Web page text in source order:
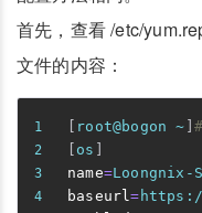
首先，查看 /etc/
文件的内容：
root@bogon ~
os
name=Loongnix-
baseurl=